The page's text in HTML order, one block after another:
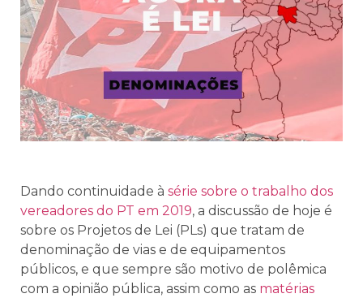
Dando continuidade à série sobre o trabalho dos
vereadores do PT em 2019, a discussão de hoje é
sobre os Projetos de Lei (PLs) que tratam de
denominação de vias e de equipamentos
públicos, e que sempre são motivo de polêmica
com a opinião pública, assim como as matérias